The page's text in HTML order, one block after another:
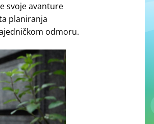
svoje avanture
planiranja
odmoru.